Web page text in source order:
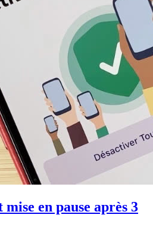
en pause après 3